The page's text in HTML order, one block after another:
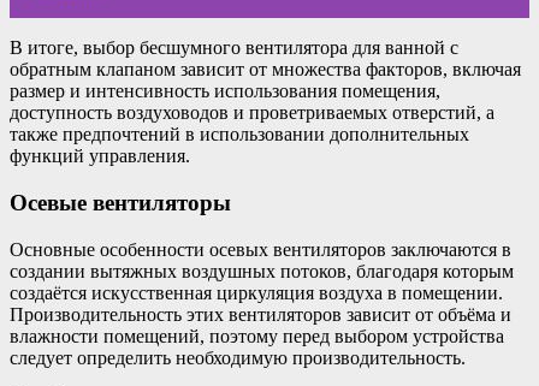
В итоге, выбор бесшумного вентилятора для ванной с
обратным клапаном зависит от множества факторов, включая
размер и интенсивность использования помещения,
доступность воздуховодов и проветриваемых отверстий, а
также предпочтений в использовании дополнительных
функций управления.
Осевые вентиляторы
Основные особенности осевых вентиляторов заключаются в
создании вытяжных воздушных потоков, благодаря которым
создаётся искусственная циркуляция воздуха в помещении.
Производительность этих вентиляторов зависит от объёма и
влажности помещений, поэтому перед выбором устройства
следует определить необходимую производительность.